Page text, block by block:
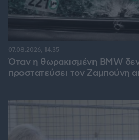
Όταν η θωρακισμένη BMW
προστατεύσει τον Ζαμπούνη
07.08.2026, 14:35